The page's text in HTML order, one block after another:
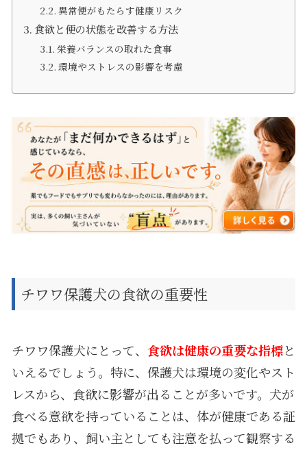
異常便がもたらす健康リスク
食欲と便の状態を改善する方法
栄養バランスの取れた食事
環境やストレスの影響を考慮
チワワ保護犬の食欲の重要性
チワワ保護犬にとって、 食欲は健康の重要な指標と
いえるでしょう。特に、保護犬は環境の変化やスト
レスから、食欲に影響が出ることが多いです。犬が
食べる意欲を持っていることは、体が健康である証
拠でもあり、飼い主としても注意を払って観察する